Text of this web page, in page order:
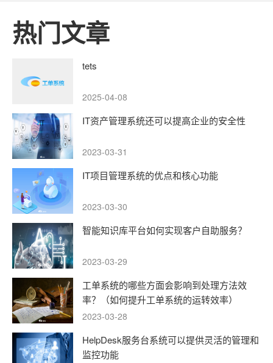
热门文章
tets
2025-04-08
IT资产管理系统还可以提高企业的安全性
2023-03-31
IT项目管理系统的优点和核心功能
2023-03-30
智能知识库平台如何实现客户自助服务？
2023-03-29
工单系统的哪些方面会影响到处理方法效
率？（如何提升工单系统的运转效率）
2023-03-28
HelpDesk服务台系统可以提供灵活的管理和
监控功能